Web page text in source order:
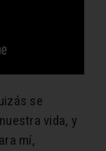
se
vida, y
mí,